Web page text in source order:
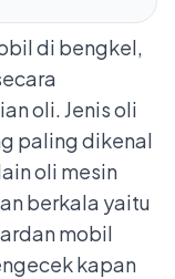
di bengkel,
oli. Jenis oli
paling dikenal
oli mesin
berkala yaitu
mobil
kapan